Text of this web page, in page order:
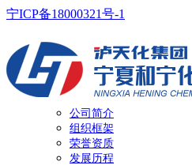
宁ICP备18000321号-1
公司简介
组织框架
荣誉资质
发展历程